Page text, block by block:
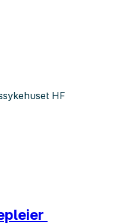
HF